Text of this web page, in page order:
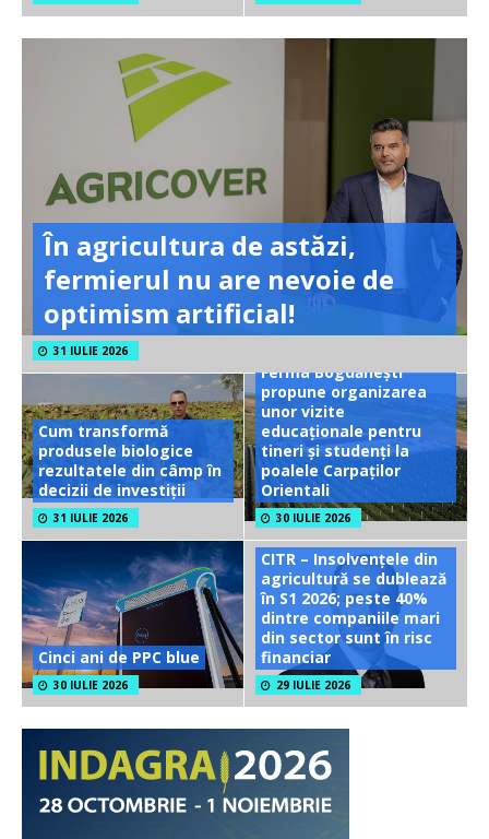
În agricultura de astăzi,
fermierul nu are nevoie de
optimism artificial!
31 IULIE 2026
Cum transformă
produsele biologice
rezultatele din câmp în
decizii de investiții
31 IULIE 2026
Ferma Bogdănești
propune organizarea
unor vizite
educaționale pentru
tineri și studenți la
poalele Carpaților
Orientali
30 IULIE 2026
Cinci ani de PPC blue
30 IULIE 2026
CITR – Insolvențele din
agricultură se dublează
în S1 2026; peste 40%
dintre companiile mari
din sector sunt în risc
financiar
29 IULIE 2026